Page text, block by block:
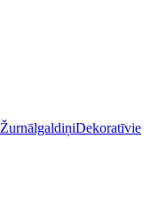
ŽurnālgaldiņiDekoratīvie